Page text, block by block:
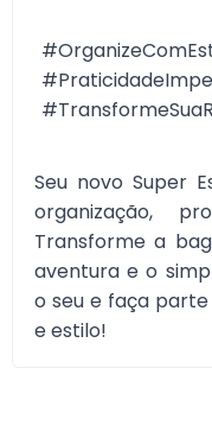
Seu novo Super
organização,
Transforme a
aventura e o
o seu e faça
e estilo!